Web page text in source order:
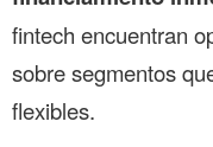
fintech encuentran
sobre segmentos
flexibles.